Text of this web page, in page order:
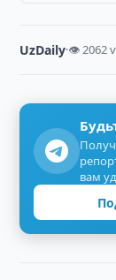
UzDaily·👁 2062
вам